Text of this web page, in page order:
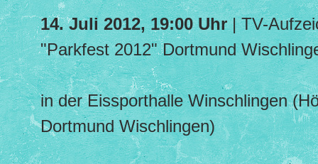
14. Juli 2012, 19:00 Uhr| TV-
"Parkfest 2012" Dortmund
in der Eissporthalle Winschlingen
Dortmund Wischlingen)